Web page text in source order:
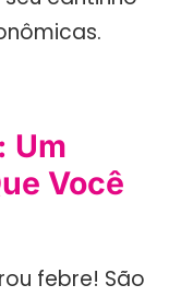
Um
Você
febre! São